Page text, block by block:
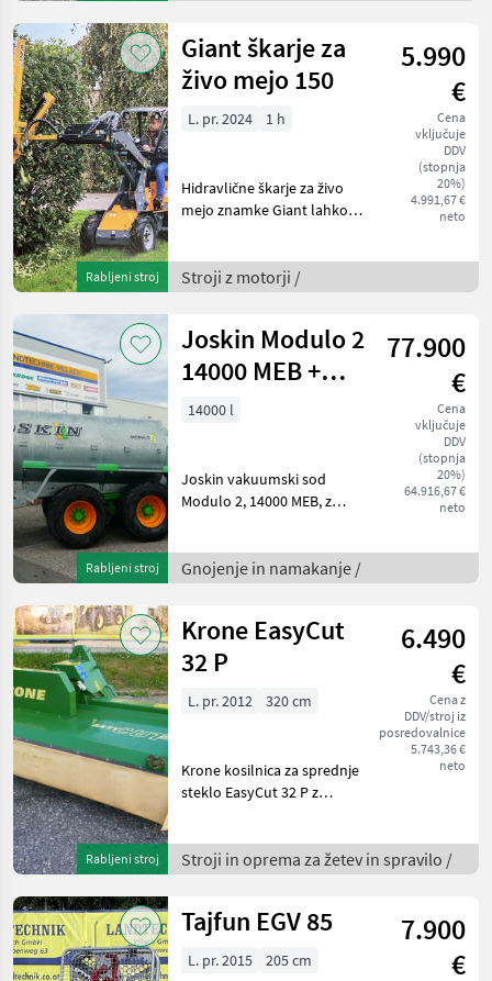
kardanska gred, nosilec za
Rabljeni stroj
Giant škarje za
živo mejo 150
5.990
€
Cena
vključuje
DDV
(stopnja
20%)
4.991,67 €
neto
L. pr. 2024 1 h
Hidravlične škarje za živo
mejo znamke Giant lahko
širina: 150 cm, potrebna je 1
krmilna enota DW,
Stroji z motorji /
Rabljeni stroj
Joskin Modulo 2
14000 MEB +
Pendislide
77.900
€
Cena
vključuje
DDV
(stopnja
20%)
64.916,67 €
neto
14000 l
Joskin vakuumski sod
Modulo 2, 14000 MEB, z
hidravlično priklopno osjo,
s pnevmatikami: 650/55R26,
Gnojenje in namakanje /
Rabljeni stroj
Krone EasyCut
32 P
6.490
€
Cena z
DDV/stroj iz
posredovalnice
5.743,36 €
neto
L. pr. 2012 320 cm
Krone kosilnica za sprednje
steklo EasyCut 32 P z
trikotni priključek Weiste,
hitri zapirni mehanizem za
Stroji in oprema za žetev in spravilo /
Tajfun EGV 85
7.900
€
L. pr. 2015 205 cm